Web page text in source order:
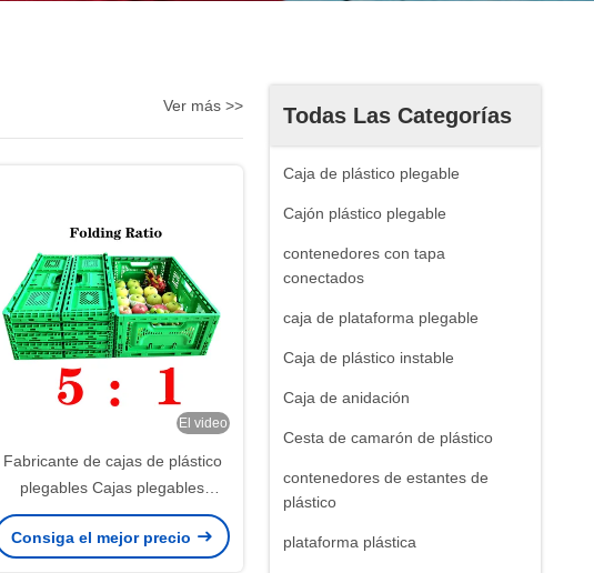
Todas Las Categorías
Caja de plástico plegable
Cajón plástico plegable
contenedores con tapa
conectados
caja de plataforma plegable
Caja de plástico instable
Caja de anidación
Cesta de camarón de plástico
contenedores de estantes de
plástico
plataforma plástica
Ver más >>
El video
Fabricante de cajas de plástico
plegables Cajas plegables
móviles para la logística global
Consiga el mejor precio